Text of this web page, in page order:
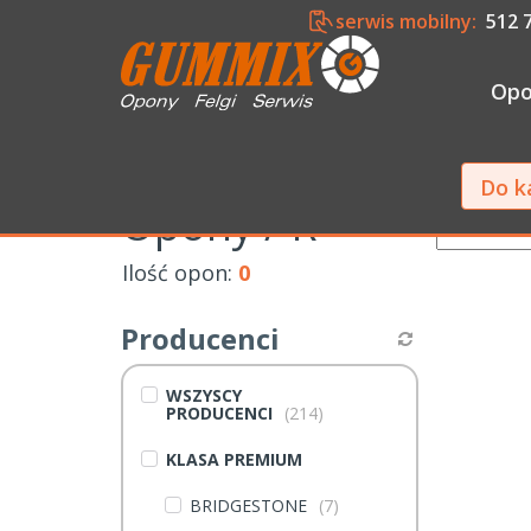
serwis mobilny: 512
Do
Opony / R
Ilość opon: 0
Producenci
WSZYSCY
PRODUCENCI (214)
KLASA PREMIUM
BRIDGESTONE (7)
Wyświetl: